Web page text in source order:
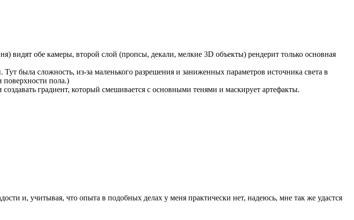
видят обе камеры, второй слой (пропсы, декали, мелкие 3D объекты) рендерит только основная
была сложность, из-за маленького разрешения и заниженных параметров источника света в
поверхности пола.)
градиент, который смешивается с основными тенями и маскирует артефакты.
и, учитывая, что опыта в подобных делах у меня практически нет, надеюсь, мне так же удастся